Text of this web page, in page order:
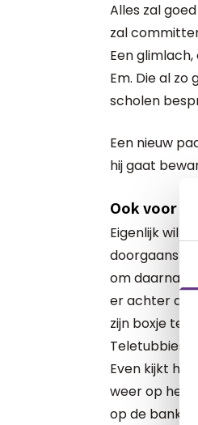
Alles zal
zal
Een
Em. Die al
scholen
Een nieuw
hij gaat
Ook voor
Eigenlijk wil
doorgaans
om daarna
er achter die
zijn boxje
Teletubbies
Even kijkt hij
weer op het
op de bank